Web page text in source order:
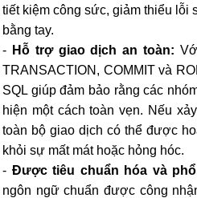
tiết kiệm công sức, giảm thiểu
bằng tay.
- Hỗ trợ giao dịch an toàn:
TRANSACTION, COMMIT và
SQL giúp đảm bảo rằng các
hiện một cách toàn vẹn. Nếu
toàn bộ giao dịch có thể được
khỏi sự mất mát hoặc hỏng hóc.
- Được tiêu chuẩn hóa và
ngôn ngữ chuẩn được công